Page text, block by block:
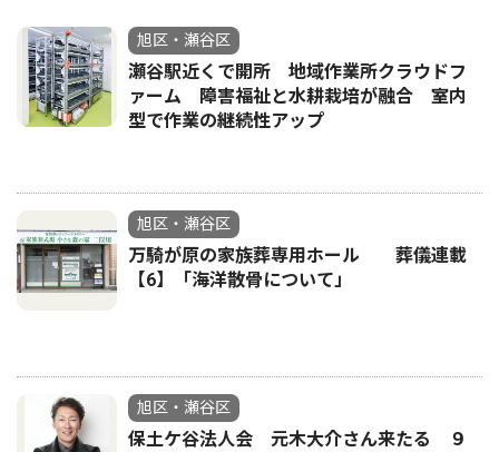
旭区・瀬谷区
瀬谷駅近くで開所 地域作業所クラウドフ
ァーム 障害福祉と水耕栽培が融合 室内
型で作業の継続性アップ
旭区・瀬谷区
万騎が原の家族葬専用ホール 葬儀連載
【6】「海洋散骨について」
旭区・瀬谷区
保土ケ谷法人会 元木大介さん来たる ９